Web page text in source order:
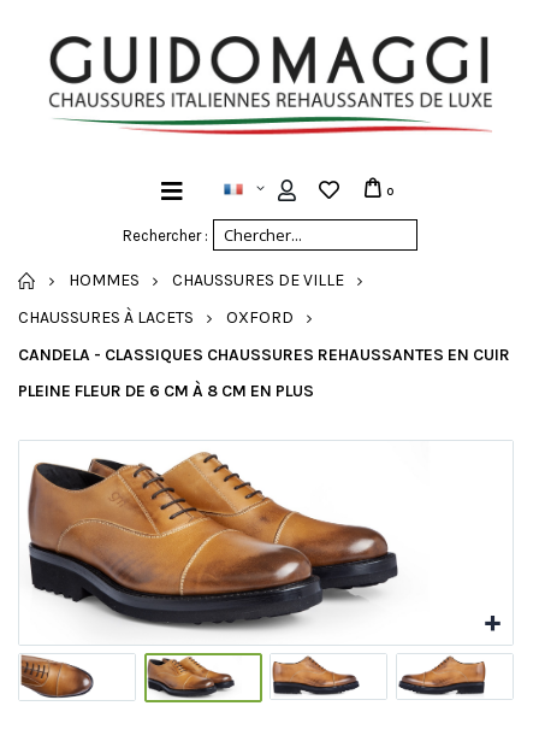
Rechercher :
0
ACCUEIL
HOMMES
CHAUSSURES DE VILLE
CHAUSSURES À LACETS
OXFORD
CANDELA - CLASSIQUES CHAUSSURES REHAUSSANTES EN CUIR
PLEINE FLEUR DE 6 CM À 8 CM EN PLUS